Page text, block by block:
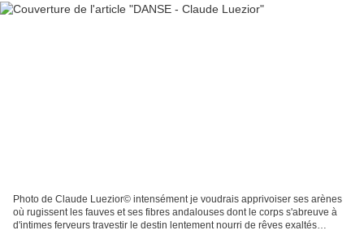
Photo de Claude Luezior© intensément je voudrais apprivoiser ses arènes
où rugissent les fauves et ses fibres andalouses dont le corps s'abreuve à
d'intimes ferveurs travestir le destin lentement nourri de rêves exaltés